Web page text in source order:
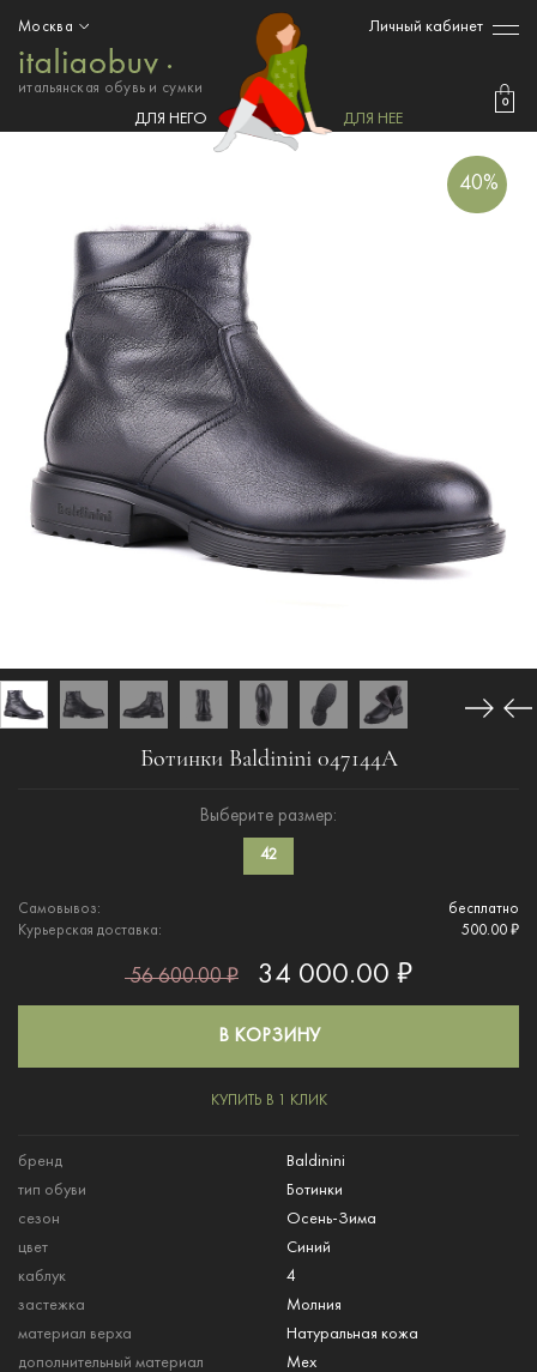
итальянская обувь и сумки
Москва Личный кабинет
0
ДЛЯ НЕГО ДЛЯ НЕЕ
40%
Ботинки Baldinini 047144A
Выберите размер:
42
Самовывоз:
бесплатно
Курьерская доставка:
500.00 ₽
56 600.00 ₽ 34 000.00 ₽
В КОРЗИНУ
КУПИТЬ В 1 КЛИК
бренд
Baldinini
тип обуви
Ботинки
сезон
Осень-Зима
цвет
Синий
каблук
4
застежка
Молния
материал верха
Натуральная кожа
дополнительный материал
Мех